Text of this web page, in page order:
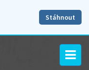
Stáhnout